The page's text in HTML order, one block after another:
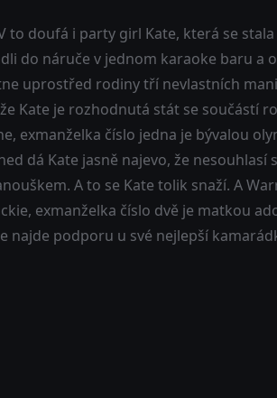
to doufá i party girl Kate, která se
do náruče v jednom karaoke baru a
uprostřed rodiny tří nevlastních
Kate je rozhodnutá stát se součástí
exmanželka číslo jedna je bývalou
dá Kate jasně najevo, že
A to se Kate tolik snaží. A
exmanželka číslo dvě je matkou
najde podporu u své nejlepší